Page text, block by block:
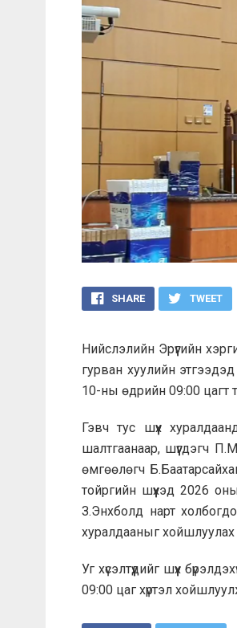
SHARE TWEET
Нийслэлийн Эрүүгийн
гурван хуулийн
10-ны өдрийн 09:00 цагт
Гэвч тус шүүх
шалтгаанаар, шүүгдэгч
өмгөөлөгч
тойргийн шүүхэд 2026
З.Энхболд нарт
хуралдааныг хойшлуулах
Уг хүсэлтүүдийг шүүх
09:00 цаг хүртэл